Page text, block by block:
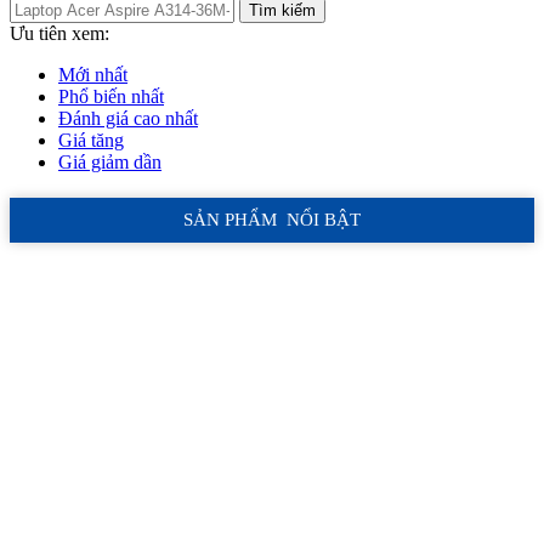
Tìm kiếm
Ưu tiên xem:
Mới nhất
Phổ biến nhất
Đánh giá cao nhất
Giá tăng
Giá giảm dần
SẢN PHẨM NỔI BẬT